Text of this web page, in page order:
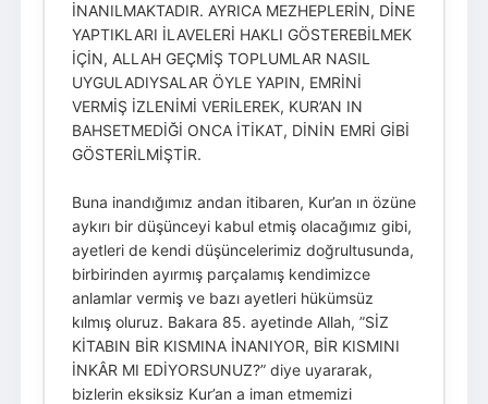
İNANILMAKTADIR. AYRICA MEZHEPLERİN, DİNE
YAPTIKLARI İLAVELERİ HAKLI GÖSTEREBİLMEK
İÇİN, ALLAH GEÇMİŞ TOPLUMLAR NASIL
UYGULADIYSALAR ÖYLE YAPIN, EMRİNİ
VERMİŞ İZLENİMİ VERİLEREK, KUR’AN IN
BAHSETMEDİĞİ ONCA İTİKAT, DİNİN EMRİ GİBİ
GÖSTERİLMİŞTİR.
Buna inandığımız andan itibaren, Kur’an ın özüne
aykırı bir düşünceyi kabul etmiş olacağımız gibi,
ayetleri de kendi düşüncelerimiz doğrultusunda,
birbirinden ayırmış parçalamış kendimizce
anlamlar vermiş ve bazı ayetleri hükümsüz
kılmış oluruz. Bakara 85. ayetinde Allah, ”SİZ
KİTABIN BİR KISMINA İNANIYOR, BİR KISMINI
İNKÂR MI EDİYORSUNUZ?” diye uyararak,
bizlerin eksiksiz Kur’an a iman etmemizi